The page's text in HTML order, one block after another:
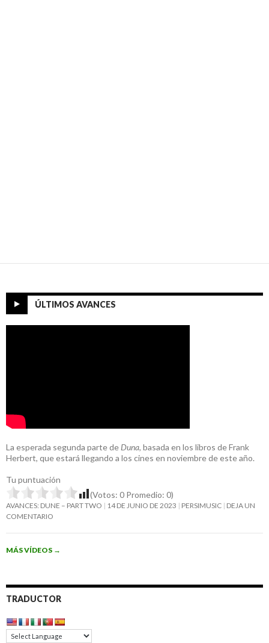
ÚLTIMOS AVANCES
La esperada segunda parte de Duna, basada en los libros de Frank
Herbert, que estará llegando a los cines en noviembre de este año.
Tu puntuación
(Votos: 0 Promedio: 0)
AVANCES: DUNE – PART TWO 14 DE JUNIO DE 2023 PERSIMUSIC DEJA UN
COMENTARIO
MÁS VÍDEOS →
TRADUCTOR